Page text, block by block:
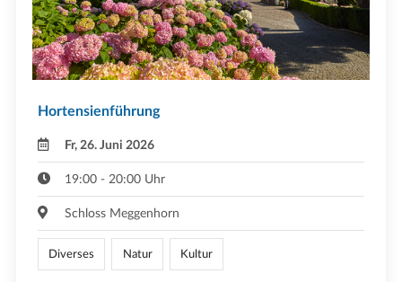
Hortensienführung
Fr, 26. Juni 2026
19:00 - 20:00 Uhr
Schloss Meggenhorn
Diverses Natur Kultur